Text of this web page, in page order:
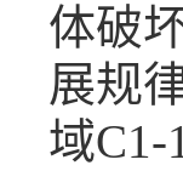
体破
展规
域C1-